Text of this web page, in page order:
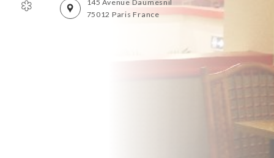
145 Avenue Daumesnil
75012 Paris France